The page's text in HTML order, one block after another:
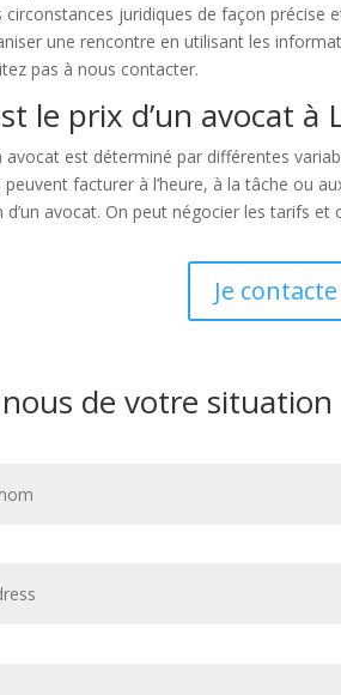
circonstances juridiques de façon précise
une rencontre en utilisant les
pas à nous contacter.
le prix d’un avocat à
avocat est déterminé par différentes
peuvent facturer à l’heure, à la tâche ou
d’un avocat. On peut négocier les tarifs
Je
nous de votre situation